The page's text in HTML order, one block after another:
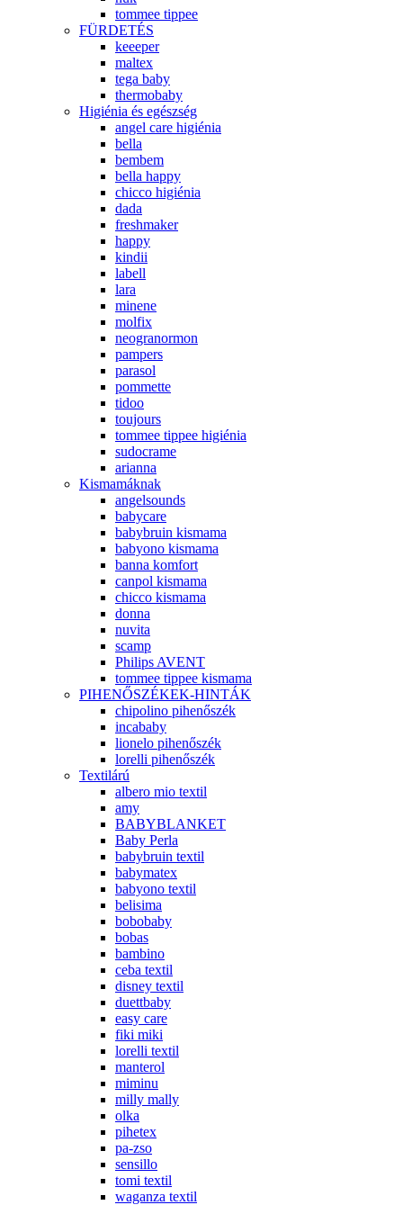
tommee tippee
FÜRDETÉS
keeeper
maltex
tega baby
thermobaby
Higiénia és egészség
angel care higiénia
bella
bembem
bella happy
chicco higiénia
dada
freshmaker
happy
kindii
labell
lara
minene
molfix
neogranormon
pampers
parasol
pommette
tidoo
toujours
tommee tippee higiénia
sudocrame
arianna
Kismamáknak
angelsounds
babycare
babybruin kismama
babyono kismama
banna komfort
canpol kismama
chicco kismama
donna
nuvita
scamp
Philips AVENT
tommee tippee kismama
PIHENŐSZÉKEK-HINTÁK
chipolino pihenőszék
incababy
lionelo pihenőszék
lorelli pihenőszék
Textilárú
albero mio textil
amy
BABYBLANKET
Baby Perla
babybruin textil
babymatex
babyono textil
belisima
bobobaby
bobas
bambino
ceba textil
disney textil
duettbaby
easy care
fiki miki
lorelli textil
manterol
miminu
milly mally
olka
pihetex
pa-zso
sensillo
tomi textil
waganza textil